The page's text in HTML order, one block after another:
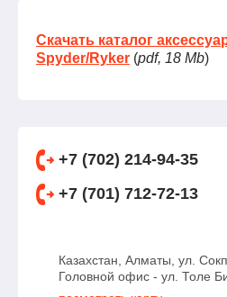
Скачать каталог
Spyder/Ryker (pdf, 18 Mb)
+7 (702) 214-94-35
+7 (701) 712-72-13
Казахстан, Алматы, ул.
Головной офис - ул. Толе